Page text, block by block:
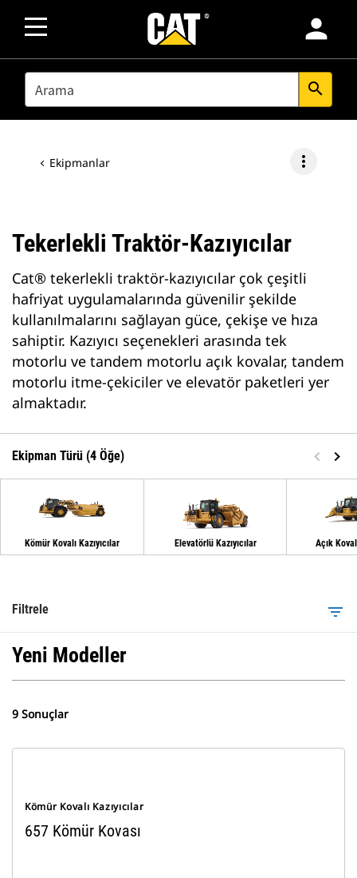
person
SEARCH search
Ekipmanlar more_vert
Tekerlekli Traktör-Kazıyıcılar
Cat® tekerlekli traktör-kazıyıcılar çok çeşitli
hafriyat uygulamalarında güvenilir şekilde
kullanılmalarını sağlayan güce, çekişe ve hıza
sahiptir. Kazıyıcı seçenekleri arasında tek
motorlu ve tandem motorlu açık kovalar, tandem
motorlu itme-çekiciler ve elevatör paketleri yer
almaktadır.
Ekipman Türü (4 Öğe)
Kömür Kovalı Kazıyıcılar Elevatörlü Kazıyıcılar Açık
Filtrele filter_list
Yeni Modeller
9 Sonuçlar
Kömür Kovalı Kazıyıcılar
657 Kömür Kovası